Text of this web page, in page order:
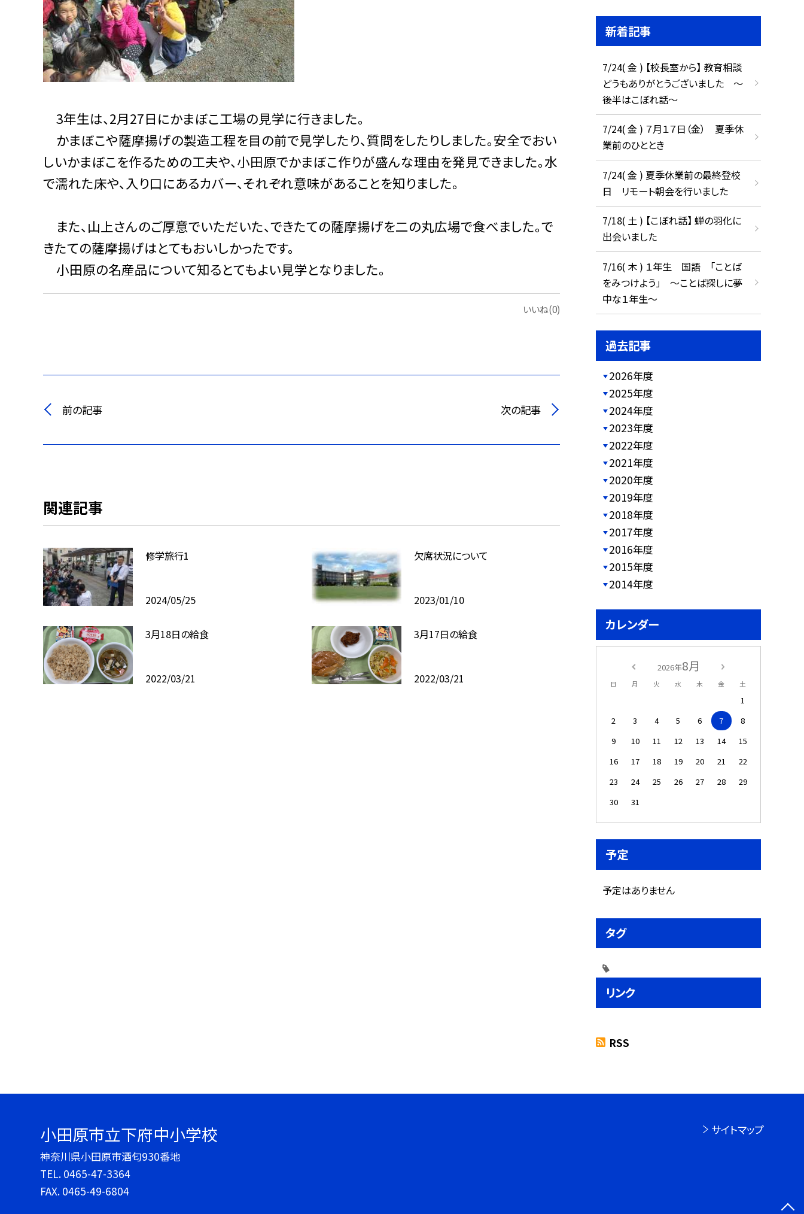
3年生は、2月27日にかまぼこ工場の見学に行きました。
かまぼこや薩摩揚げの製造工程を目の前で見学したり、質問をしたりしました。安全でおい
しいかまぼこを作るための工夫や、小田原でかまぼこ作りが盛んな理由を発見できました。水
で濡れた床や、入り口にあるカバー、それぞれ意味があることを知りました。
また、山上さんのご厚意でいただいた、できたての薩摩揚げを二の丸広場で食べました。で
きたての薩摩揚げはとてもおいしかったです。
小田原の名産品について知るとてもよい見学となりました。
いいね(0)
前の記事 次の記事
関連記事
修学旅行1
2024/05/25
欠席状況について
2023/01/10
3月18日の給食
2022/03/21
3月17日の給食
2022/03/21
新着記事
7/24( 金 ) 【校長室から】 教育相談
どうもありがとうございました ～
後半はこぼれ話～
7/24( 金 ) ７月１７日（金） 夏季休
業前のひととき
7/24( 金 ) 夏季休業前の最終登校
日 リモート朝会を行いました
7/18( 土 ) 【こぼれ話】 蝉の羽化に
出会いました
7/16( 木 ) １年生 国語 「ことば
をみつけよう」 ～ことば探しに夢
中な１年生～
過去記事
2026年度
2025年度
2024年度
2023年度
2022年度
2021年度
2020年度
2019年度
2018年度
2017年度
2016年度
2015年度
2014年度
カレンダー
2026年8月
日 月 火 水 木 金 土
1
2
3 4 5 6 7
8
9
10 11 12 13 14
15
16
17 18 19 20 21
22
23
24 25 26 27 28
29
30
31
予定
予定はありません
タグ
リンク
RSS
小田原市立下府中小学校
神奈川県小田原市酒匂930番地
TEL. 0465-47-3364
FAX. 0465-49-6804
サイトマップ